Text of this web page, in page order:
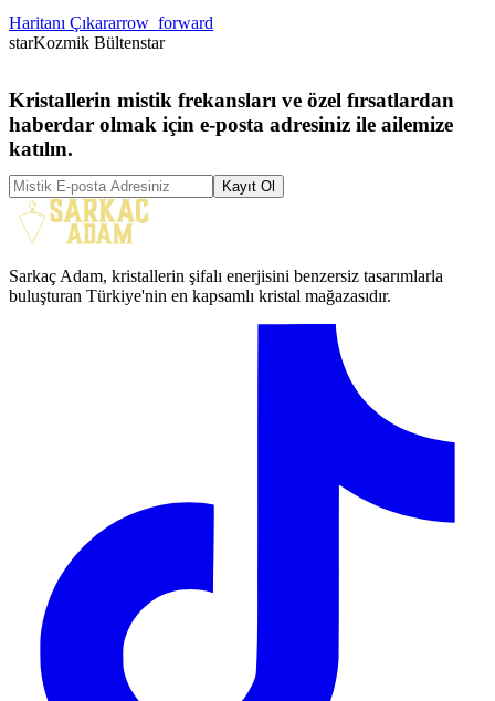
Haritanı Çıkararrow_forward
starKozmik Bültenstar
Kristallerin mistik frekansları ve özel fırsatlardan
haberdar olmak için e-posta adresiniz ile ailemize
katılın.
Kayıt Ol
Sarkaç Adam, kristallerin şifalı enerjisini benzersiz tasarımlarla
buluşturan Türkiye'nin en kapsamlı kristal mağazasıdır.